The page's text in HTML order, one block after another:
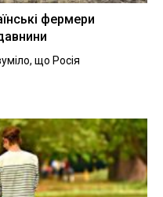
фермери
що Росія